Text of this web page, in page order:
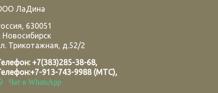
ЛаДина
, 630051
Новосибирск
Трикотажная, д.52/2
+7(383)285-38-68,
+7-913-743-9988 (МТС),
Чат в WhatsApp